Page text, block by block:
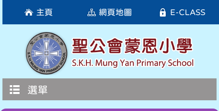
選單
E-CLASS
網頁地圖
主頁